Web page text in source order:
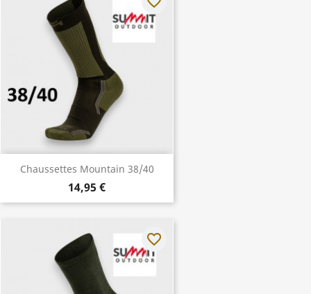
Chaussettes Mountain 38/40
14,95 €
favorite_border